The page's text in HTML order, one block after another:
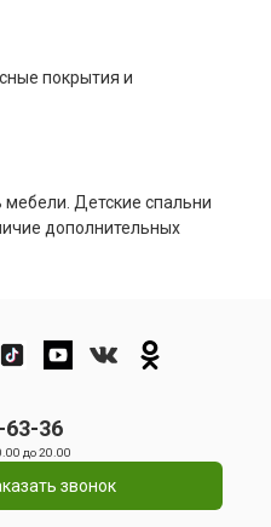
покрытия и
Детские спальни
дополнительных
63-36
до 20.00
звонок